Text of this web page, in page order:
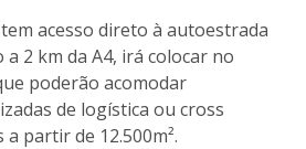
acesso direto à autoestrada
a 2 km da A4, irá colocar no
poderão acomodar
de logística ou cross
partir de 12.500m².